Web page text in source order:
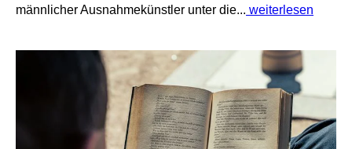
männlicher Ausnahmekünstler unter die... weiterlesen